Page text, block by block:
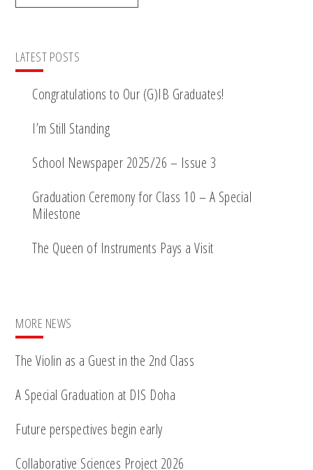
LATEST POSTS
Congratulations to Our (G)IB Graduates!
I’m Still Standing
School Newspaper 2025/26 – Issue 3
Graduation Ceremony for Class 10 – A Special
Milestone
The Queen of Instruments Pays a Visit
MORE NEWS
The Violin as a Guest in the 2nd Class
A Special Graduation at DIS Doha
Future perspectives begin early
Collaborative Sciences Project 2026